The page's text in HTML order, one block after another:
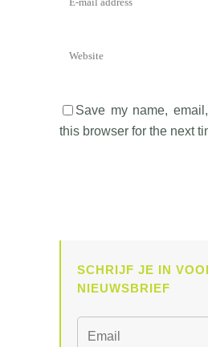
Save my name,
this browser for the next
SCHRIJF JE IN
NIEUWSBRIEF